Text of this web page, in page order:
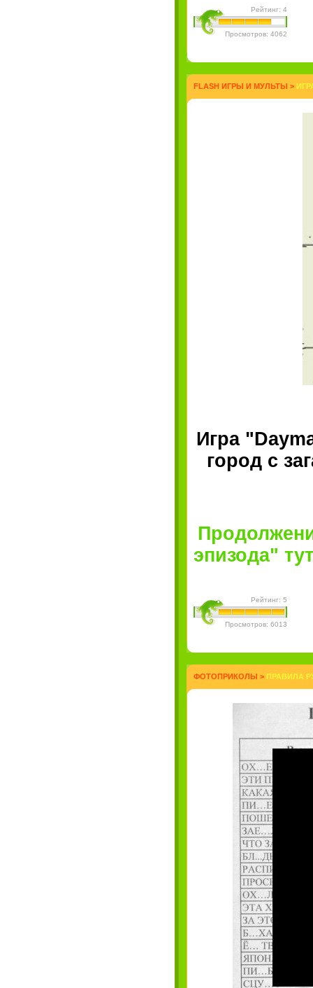
Рейтинг: 4
Просмотров: 4062
FLASH ИГРЫ И МУЛЬТЫ >
Игра
город с
эпизода"
Рейтинг: 5
Просмотров: 6013
ФОТОПРИКОЛЫ > ПРАВИЛА